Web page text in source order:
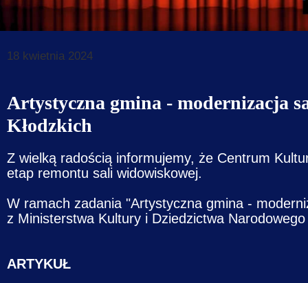
18 kwietnia 2024
Artystyczna gmina - modernizacja
Kłodzkich
Z wielką radością informujemy, że Centrum
etap remontu sali widowiskowej.
W ramach zadania "Artystyczna gmina -
z Ministerstwa Kultury i Dziedzictwa
ARTYKUŁ
Klauzule